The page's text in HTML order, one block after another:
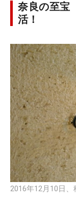
奈良の至宝
活！
2016年12月10日、